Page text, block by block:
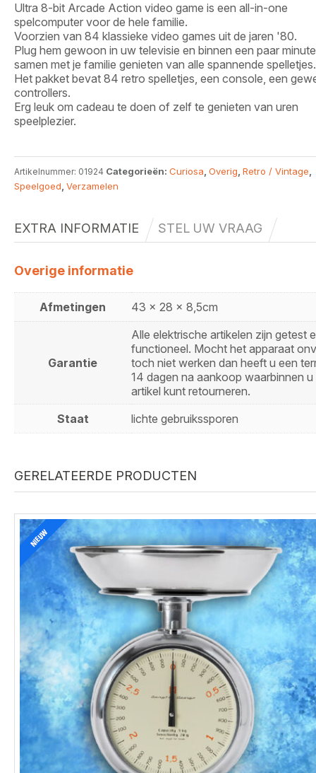
Ultra 8-bit Arcade Action video game is een all-in-one
spelcomputer voor de hele familie.
Voorzien van 84 klassieke video games uit de jaren '80.
Plug hem gewoon in uw televisie en binnen een paar
samen met je familie genieten van alle spannende spelletjes.
Het pakket bevat 84 retro spelletjes, een console, een
controllers.
Erg leuk om cadeau te doen of zelf te genieten van uren
speelplezier.
Artikelnummer: 01924 Categorieën: Curiosa Overig Retro / Vintage
Speelgoed Verzamelen
EXTRA INFORMATIE STEL UW VRAAG
Overige informatie
Afmetingen 43 x 28 x 8,5cm
Garantie
Alle elektrische artikelen zijn getest
functioneel. Mocht het apparaat
toch niet werken dan heeft u een
14 dagen na aankoop waarbinnen u
artikel kunt retourneren.
Staat
lichte gebruikssporen
GERELATEERDE PRODUCTEN